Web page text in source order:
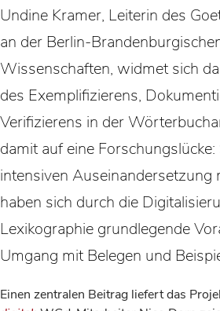
Undine Kramer, Leiterin des
an der Berlin-
Wissenschaften, widmet sich
des Exemplifizierens,
Verifizierens in der
damit auf eine
intensiven Auseinandersetzung
haben sich durch die
Lexikographie grundlegende
Umgang mit Belegen und
Einen zentralen Beitrag liefert das